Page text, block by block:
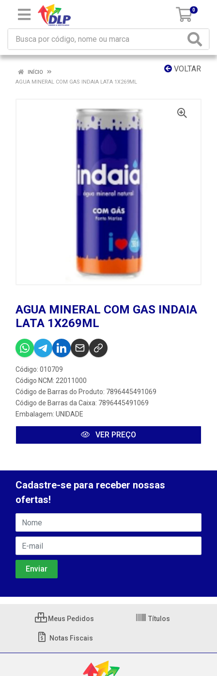
0
VOLTAR
INÍCIO
AGUA MINERAL COM GAS INDAIA LATA 1X269ML
AGUA MINERAL COM GAS INDAIA
LATA 1X269ML
Código: 010709
Código NCM: 22011000
Código de Barras do Produto: 7896445491069
Código de Barras da Caixa: 7896445491069
Embalagem: UNIDADE
VER PREÇO
Cadastre-se para receber nossas
ofertas!
Meus Pedidos Títulos
Notas Fiscais